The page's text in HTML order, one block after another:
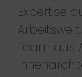
Expertise
Team aus